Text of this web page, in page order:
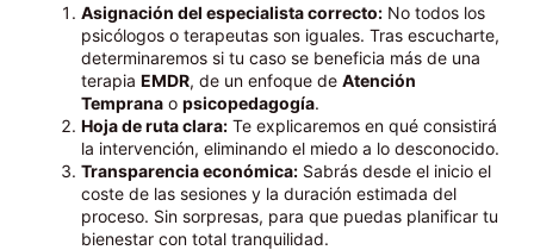
Asignación del especialista correcto: No todos los
psicólogos o terapeutas son iguales. Tras escucharte,
determinaremos si tu caso se beneficia más de una
terapia EMDR, de un enfoque de Atención
Temprana o psicopedagogía.
Hoja de ruta clara: Te explicaremos en qué consistirá
la intervención, eliminando el miedo a lo desconocido.
Transparencia económica: Sabrás desde el inicio el
coste de las sesiones y la duración estimada del
proceso. Sin sorpresas, para que puedas planificar tu
bienestar con total tranquilidad.